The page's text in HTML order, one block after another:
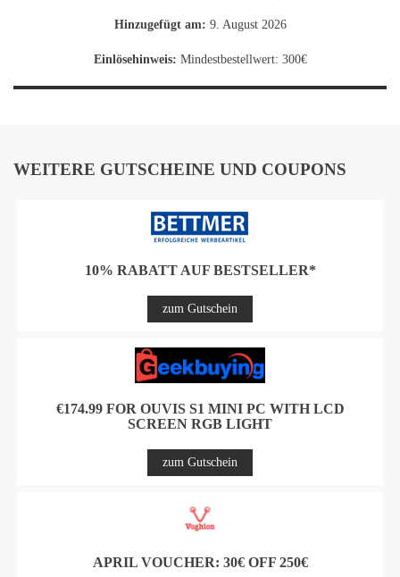
Hinzugefügt am: 9. August 2026
Einlösehinweis: Mindestbestellwert: 300€
WEITERE GUTSCHEINE UND COUPONS
10% RABATT AUF BESTSELLER*
zum Gutschein
€174.99 FOR OUVIS S1 MINI PC WITH LCD
SCREEN RGB LIGHT
zum Gutschein
APRIL VOUCHER: 30€ OFF 250€